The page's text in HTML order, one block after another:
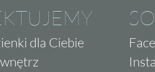
dla Ciebie